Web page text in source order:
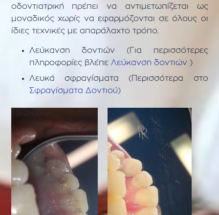
οδοντιατρική πρέπει να αντιμετωπίζεται ως
μοναδικός χωρίς να εφαρμόζονται σε όλους οι
ίδιες τεχνικές με απαράλαχτο τρόπο.
Λεύκανση δοντιών (Για περισσότερες
πληροφορίες βλέπε Λεύκανση δοντιών )
Λευκά σφραγίσματα (Περισσότερα στο
Σφραγίσματα Δοντιού)